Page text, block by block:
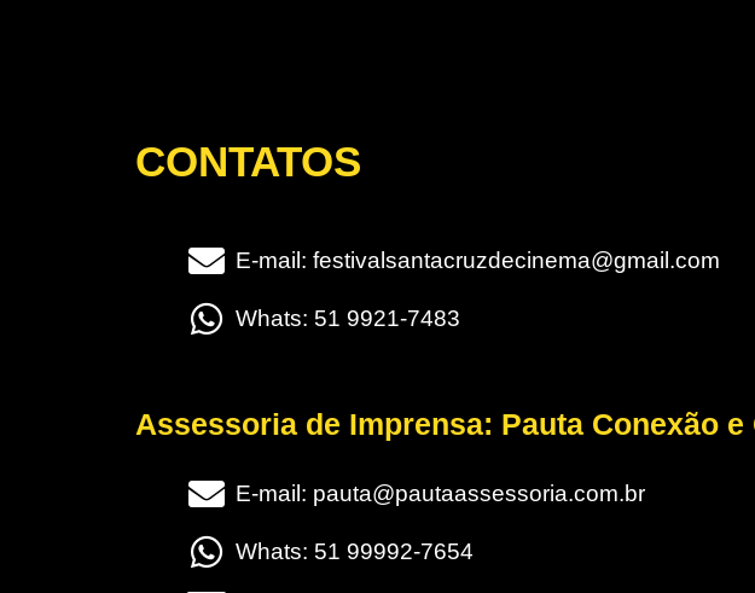
CONTATOS
E-mail: festivalsantacruzdecinema@gmail.com
Whats: 51 9921-7483
Assessoria de Imprensa: Pauta Conexão e
E-mail: pauta@pautaassessoria.com.br
Whats: 51 99992-7654